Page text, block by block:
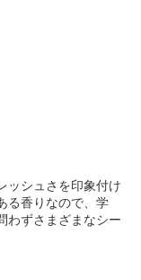
ッシュさを印象付け
る香りなので、学
わずさまざまなシー